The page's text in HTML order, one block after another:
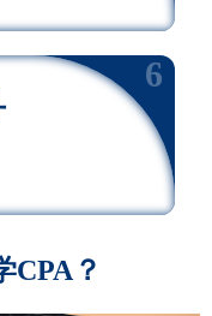
6
CPA？